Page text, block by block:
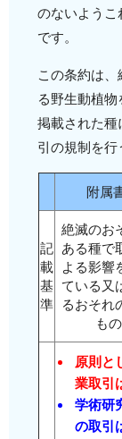
のないようこ
です。
この条約は
る野生動植
掲載された種
引の規制を行
附属
記
載
基
準
絶滅のお
ある種で
よる影響
ている又
るおそれ
もの
原則と
業取引
学術研
の取引